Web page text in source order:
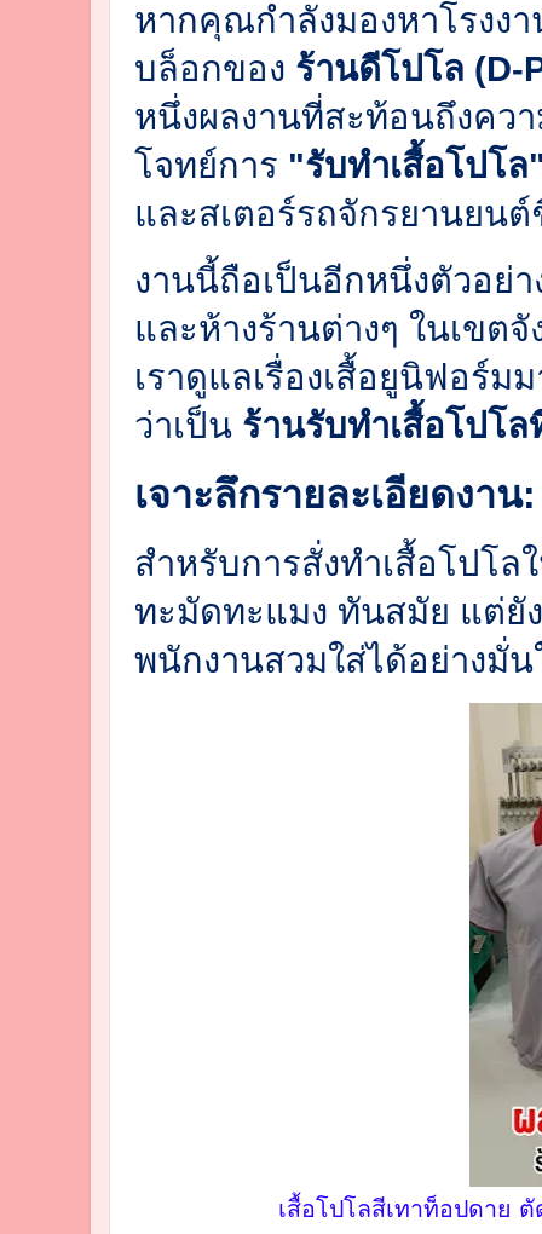
หากคุณกำลังมองหาโรงง
บล็อกของ ร้านดีโปโล (D-
หนึ่งผลงานที่สะท้อนถึงคว
โจทย์การ "รับทำเสื้อโปโล
และสเตอร์รถจักรยานยน
งานนี้ถือเป็นอีกหนึ่งตัวอย่
และห้างร้านต่างๆ ในเขต
เราดูแลเรื่องเสื้อยูนิฟอร์ม
ว่าเป็น ร้านรับทำเสื้อโปโ
เจาะลึกรายละเอียดงา
สำหรับการสั่งทำเสื้อโปโล
ทะมัดทะแมง ทันสมัย แต่ยั
พนักงานสวมใส่ได้อย่างมั่
เสื้อโปโลสีเทาท็อปดาย